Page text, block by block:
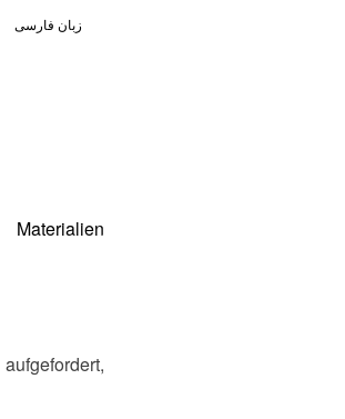
زبان فارسی
Materialien